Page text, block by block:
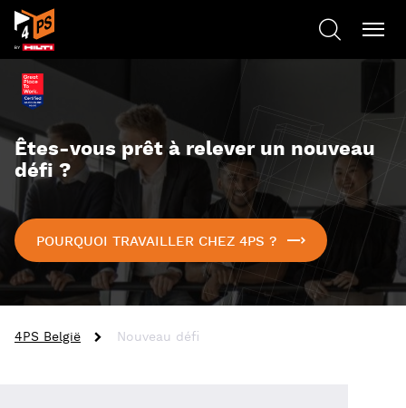
Êtes-vous prêt à relever un nouveau
défi ?
POURQUOI TRAVAILLER CHEZ 4PS ?
4PS België Nouveau défi